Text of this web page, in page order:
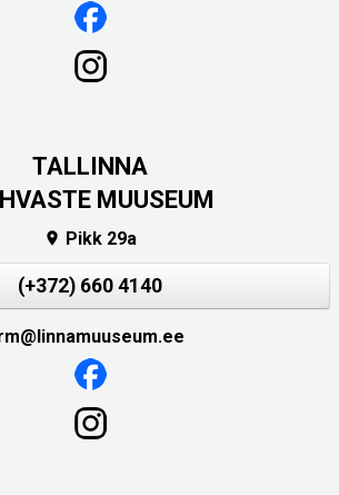
TALLINNA
MUUSEUM
 Pikk 29a
(+372) 660 4140